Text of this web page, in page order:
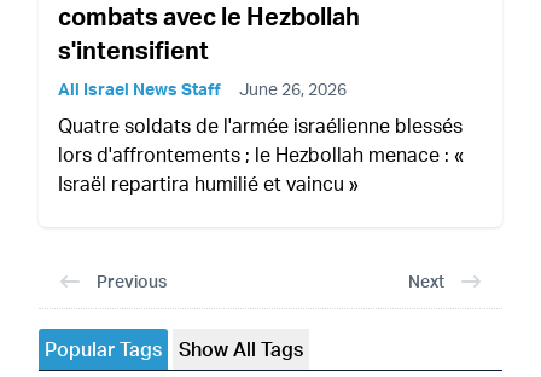
combats avec le Hezbollah
s'intensifient
All Israel News Staff June 26, 2026
Quatre soldats de l'armée israélienne blessés
lors d'affrontements ; le Hezbollah menace : «
Israël repartira humilié et vaincu »
Previous Next
Popular Tags Show All Tags